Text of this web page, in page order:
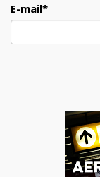
E-mail*